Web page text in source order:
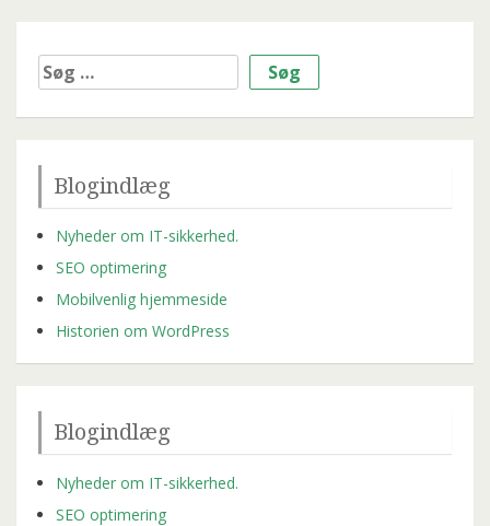
Søg
efter:
Blogindlæg
Nyheder om IT-sikkerhed.
SEO optimering
Mobilvenlig hjemmeside
Historien om WordPress
Blogindlæg
Nyheder om IT-sikkerhed.
SEO optimering